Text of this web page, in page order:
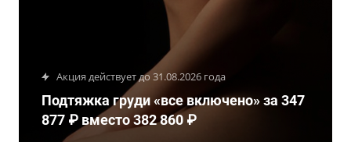
Акция действует до 31.08.2026 года
Подтяжка груди «все включено» за 347
877 ₽ вместо 382 860 ₽